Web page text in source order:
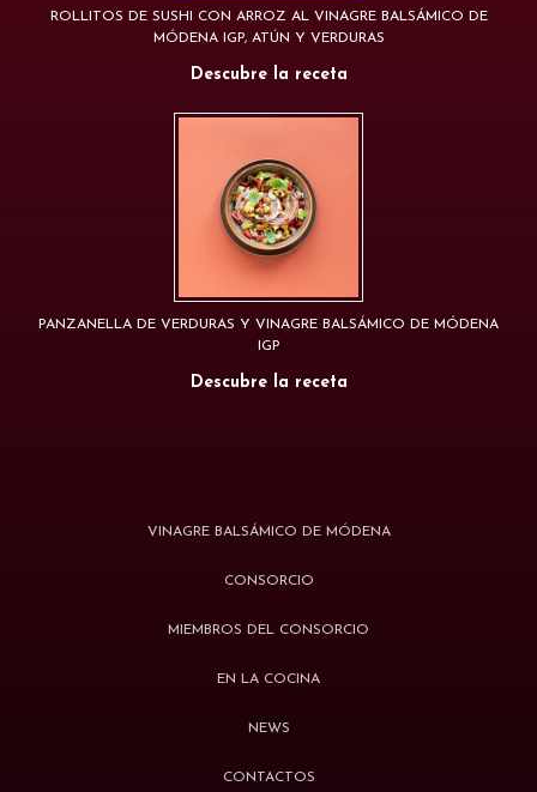
ROLLITOS DE SUSHI CON ARROZ AL VINAGRE BALSÁMICO DE
MÓDENA IGP, ATÚN Y VERDURAS
Descubre la receta
PANZANELLA DE VERDURAS Y VINAGRE BALSÁMICO DE MÓDENA
IGP
Descubre la receta
VINAGRE BALSÁMICO DE MÓDENA
CONSORCIO
MIEMBROS DEL CONSORCIO
EN LA COCINA
NEWS
CONTACTOS